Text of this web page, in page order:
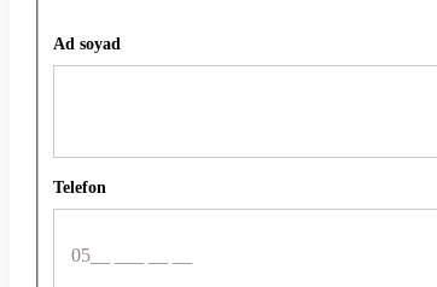
Ad soyad
Telefon